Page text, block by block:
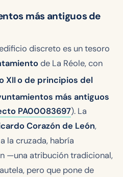
más antiguos de
discreto es un tesoro
de La Réole, con
XIIo de principios del
más antiguos
PA00083697). La
Corazón de León,
la cruzada, habría
—una atribución tradicional,
pero que pone de